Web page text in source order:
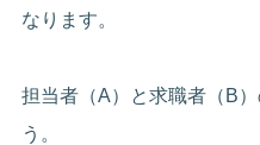
なります。
担当者（A）と求職者（B
う。